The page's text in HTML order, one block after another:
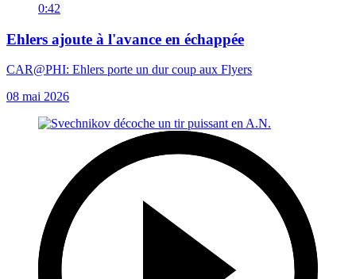
0:42
Ehlers ajoute à l'avance en échappée
CAR@PHI: Ehlers porte un dur coup aux Flyers
08 mai 2026